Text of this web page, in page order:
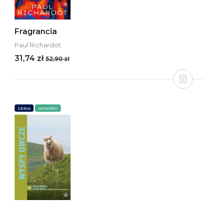
Fragrancia
Paul Richardot
31,74 zł 52,90 zł
SERIA NOWOŚCI